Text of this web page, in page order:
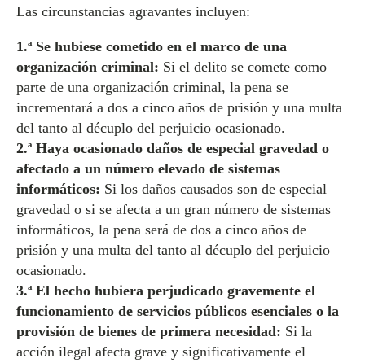
Las circunstancias agravantes incluyen:
1.ª Se hubiese cometido en el marco de una
organización criminal: Si el delito se comete como
parte de una organización criminal, la pena se
incrementará a dos a cinco años de prisión y una multa
del tanto al décuplo del perjuicio ocasionado.
2.ª Haya ocasionado daños de especial gravedad o
afectado a un número elevado de sistemas
informáticos: Si los daños causados son de especial
gravedad o si se afecta a un gran número de sistemas
informáticos, la pena será de dos a cinco años de
prisión y una multa del tanto al décuplo del perjuicio
ocasionado.
3.ª El hecho hubiera perjudicado gravemente el
funcionamiento de servicios públicos esenciales o la
provisión de bienes de primera necesidad: Si la
acción ilegal afecta grave y significativamente el